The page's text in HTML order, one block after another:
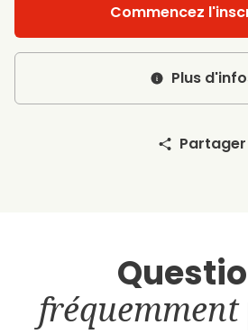
Commencez
Plus
Partager
fréquemment